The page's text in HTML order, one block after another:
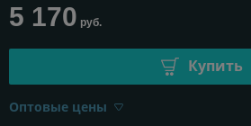
5 170 руб.
Купить
Оптовые цены